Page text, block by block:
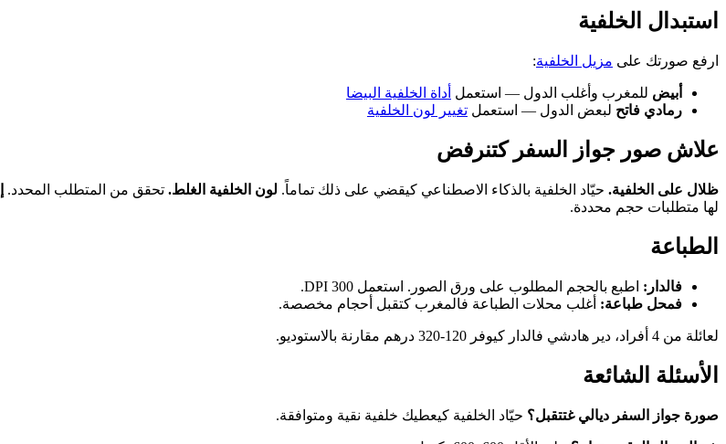
استبدال الخلفية
ارفع صورتك على مزيل الخلفية:
أبيض للمغرب وأغلب الدول — استعمل أداة الخلفية البيضا
رمادي فاتح لبعض الدول — استعمل تغيير لون الخلفية
علاش صور جواز السفر كتنرفض
ظلال على الخلفية. حيّاد الخلفية بالذكاء الاصطناعي كيقضي على ذلك تماماً. لون الخلفية الغلط. تحقق من المتطلب المحدد.
لها متطلبات حجم محددة.
الطباعة
فالدار: اطبع بالحجم المطلوب على ورق الصور. استعمل 300 DPI.
فمحل طباعة: أغلب محلات الطباعة فالمغرب كتقبل أحجام مخصصة.
لعائلة من 4 أفراد، دير هادشي فالدار كيوفر 120-320 درهم مقارنة بالاستوديو.
الأسئلة الشائعة
صورة جواز السفر ديالي غتتقبل؟ حيّاد الخلفية كيعطيك خلفية نقية ومتوافقة.